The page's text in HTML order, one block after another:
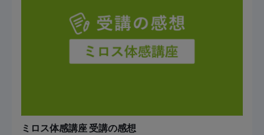
ミロス体感講座 受講の感想